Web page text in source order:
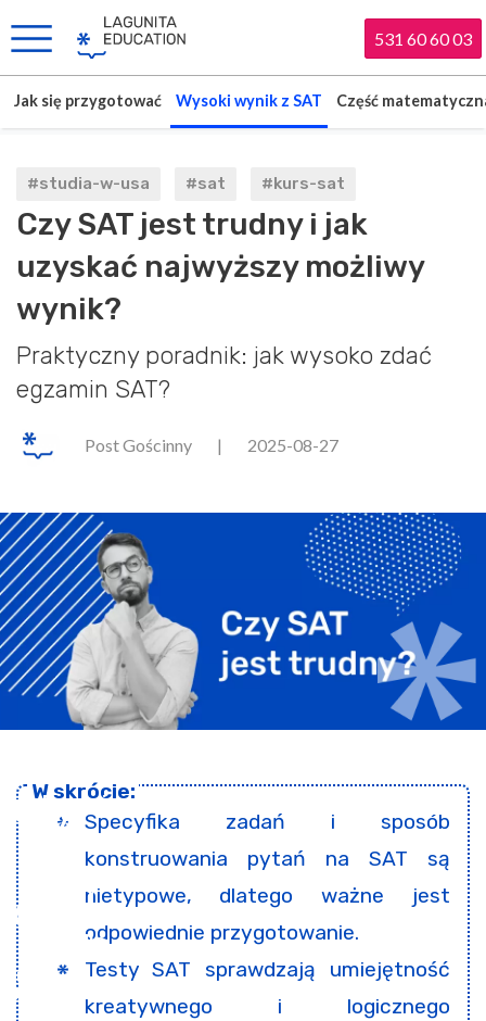
531 60 60 03
Jak się przygotować Wysoki wynik z SAT Część
#studia-w-usa #sat #kurs-sat
Czy SAT jest trudny i jak
uzyskać najwyższy możliwy
wynik?
Praktyczny poradnik: jak wysoko zdać
egzamin SAT?
Post Gościnny | 2025-08-27
Specyfika zadań i sposób
konstruowania pytań na SAT są
nietypowe, dlatego ważne jest
odpowiednie przygotowanie.
Testy SAT sprawdzają umiejętność
kreatywnego i logicznego